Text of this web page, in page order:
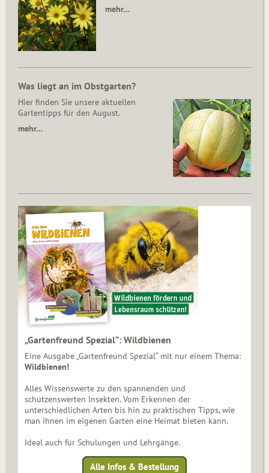
mehr…
Was liegt an im Obstgarten?
Hier finden Sie unsere aktuellen
Gartentipps für den August.
mehr…
„Gartenfreund Spezial“: Wildbienen
Eine Ausgabe „Gartenfreund Spezial“ mit nur einem Thema:
Wildbienen!
Alles Wissenswerte zu den spannenden und
schützenswerten Insekten. Vom Erkennen der
unterschiedlichen Arten bis hin zu praktischen Tipps, wie
man ihnen im eigenen Garten eine Heimat bieten kann.
Ideal auch für Schulungen und Lehrgänge.
Alle Infos & Bestellung